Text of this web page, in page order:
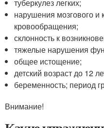
туберкулез легких;
нарушения мозгового и
кровообращения;
склонность к
тяжелые нарушения
общее истощение;
детский возраст до 12
беременность; период
Внимание!